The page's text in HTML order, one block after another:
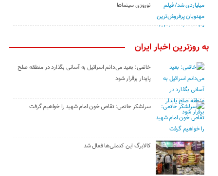
نوروزی سینماها
به روزترین اخبار ایران
خاتمی: بعید می‌دانم اسرائیل به آسانی بگذارد در منطقه صلح
پایدار برقرار شود
سرلشکر حاتمی: تقاص خون امام شهید را خواهیم گرفت
کالابرگ این کدملی‌ها فعال شد